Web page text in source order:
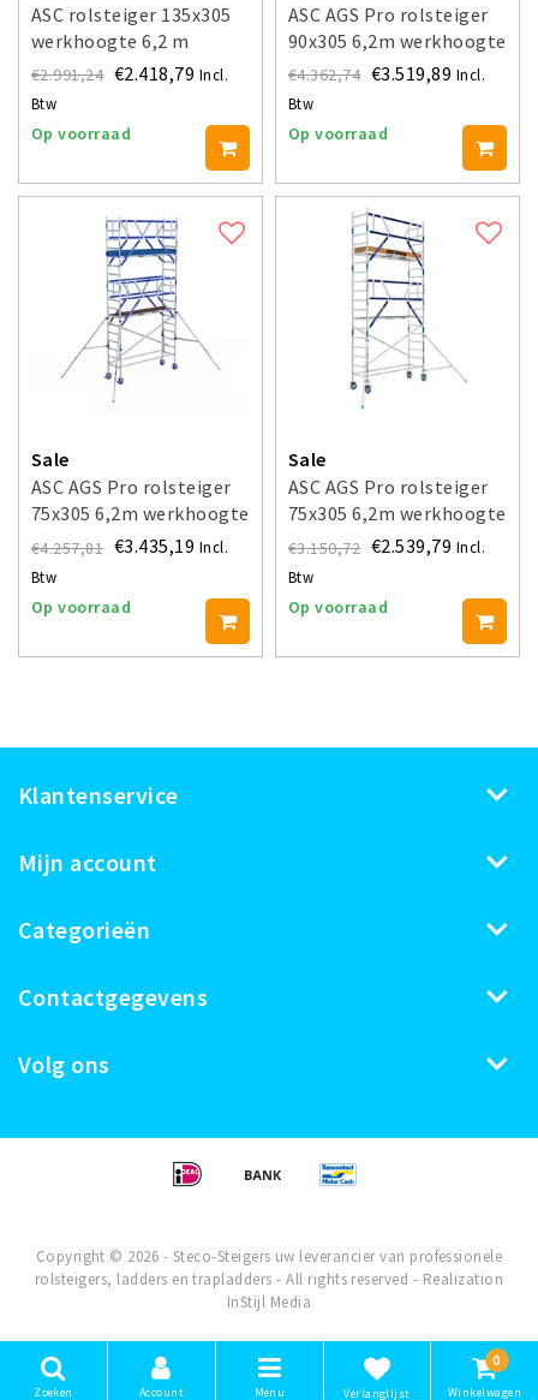
ASC rolsteiger 135x305
werkhoogte 6,2 m
€2.991,24 €2.418,79 Incl.
Btw
Op voorraad
ASC AGS Pro rolsteiger
90x305 6,2m werkhoogte
voorloopleuning dubbel
€4.362,74 €3.519,89 Incl.
Btw
Op voorraad
Sale
ASC AGS Pro rolsteiger
75x305 6,2m werkhoogte
voorloopleuning dubbel
€4.257,81 €3.435,19 Incl.
Btw
Op voorraad
Sale
ASC AGS Pro rolsteiger
75x305 6,2m werkhoogte
voorloopleuning enkel
€3.150,72 €2.539,79 Incl.
Btw
Op voorraad
Klantenservice
Mijn account
Categorieën
Contactgegevens
Volg ons
Copyright © 2026 - Steco-Steigers uw leverancier van professionele
rolsteigers, ladders en trapladders - All rights reserved - Realization
InStijl Media
Zoeken Account Menu Verlanglijst
0
Winkelwagen